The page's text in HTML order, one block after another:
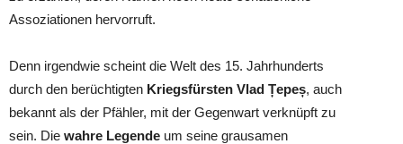
Assoziationen hervorruft.
Denn irgendwie scheint die Welt des 15. Jahrhunderts
durch den berüchtigten Kriegsfürsten Vlad Țepeș, auch
bekannt als der Pfähler, mit der Gegenwart verknüpft zu
sein. Die wahre Legende um seine grausamen